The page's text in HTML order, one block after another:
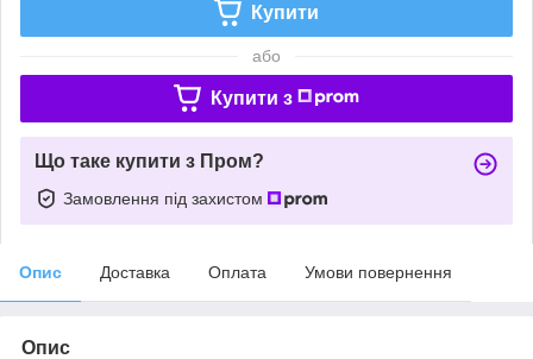
Купити
або
Купити з
Що таке купити з Пром?
Замовлення під захистом
Опис Доставка Оплата Умови повернення
Опис